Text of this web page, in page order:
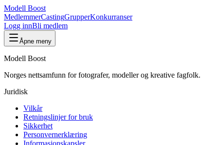
Modell Boost
MedlemmerCastingGrupperKonkurranser
Logg innBli medlem
Åpne meny
Modell Boost
Norges nettsamfunn for fotografer, modeller og kreative fagfolk.
Juridisk
Vilkår
Retningslinjer for bruk
Sikkerhet
Personvernerklæring
Informasjonskapsler